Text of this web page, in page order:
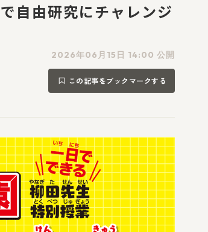
自由研究にチャレンジ
2026年06月15日 14:00 公開
この記事をブックマークする